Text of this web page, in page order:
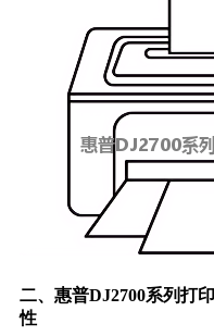
二、惠普DJ2700系列打
性